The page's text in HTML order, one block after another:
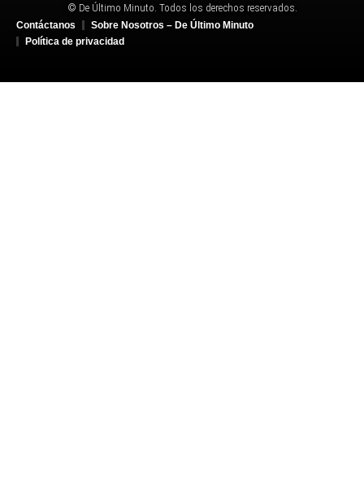
© De Último Minuto. Todos los derechos reservados.
Contáctanos
Sobre Nosotros – De Último Minuto
Política de privacidad